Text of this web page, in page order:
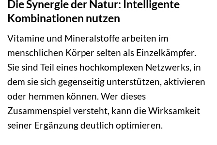
Die Synergie der Natur: Intelligente
Kombinationen nutzen
Vitamine und Mineralstoffe arbeiten im
menschlichen Körper selten als Einzelkämpfer.
Sie sind Teil eines hochkomplexen Netzwerks, in
dem sie sich gegenseitig unterstützen, aktivieren
oder hemmen können. Wer dieses
Zusammenspiel versteht, kann die Wirksamkeit
seiner Ergänzung deutlich optimieren.